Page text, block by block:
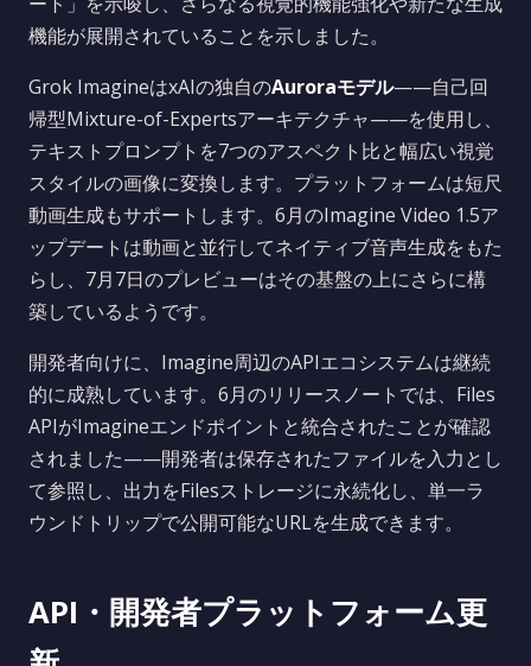
機能が展開されていることを示しました。
Grok ImagineはxAIの独自のAuroraモデル——自己回
帰型Mixture-of-Expertsアーキテクチャ——を使用し、
テキストプロンプトを7つのアスペクト比と幅広い視覚
スタイルの画像に変換します。プラットフォームは短尺
動画生成もサポートします。6月のImagine Video 1.5ア
ップデートは動画と並行してネイティブ音声生成をもた
らし、7月7日のプレビューはその基盤の上にさらに構
築しているようです。
開発者向けに、Imagine周辺のAPIエコシステムは継続
的に成熟しています。6月のリリースノートでは、Files
APIがImagineエンドポイントと統合されたことが確認
されました——開発者は保存されたファイルを入力とし
て参照し、出力をFilesストレージに永続化し、単一ラ
ウンドトリップで公開可能なURLを生成できます。
API・開発者プラットフォーム更